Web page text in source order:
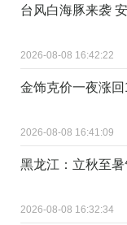
台风白海豚来袭
2026-08-08 16:42:22
金饰克价一夜涨
2026-08-08 16:41:09
黑龙江：立秋至
2026-08-08 16:32:34